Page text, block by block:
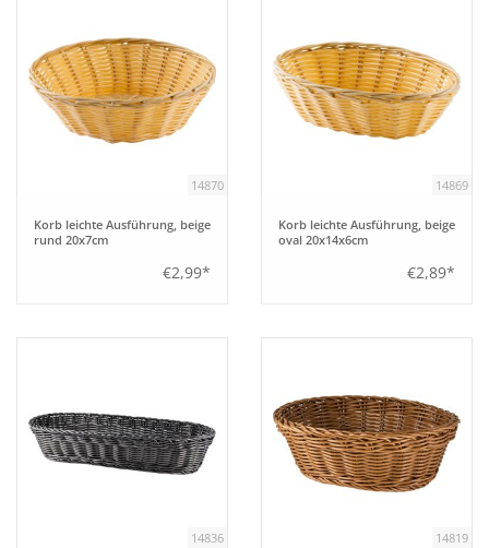
14870
Korb leichte Ausführung, beige
rund 20x7cm
€2,99*
14869
Korb leichte Ausführung, beige
oval 20x14x6cm
€2,89*
14836 14819